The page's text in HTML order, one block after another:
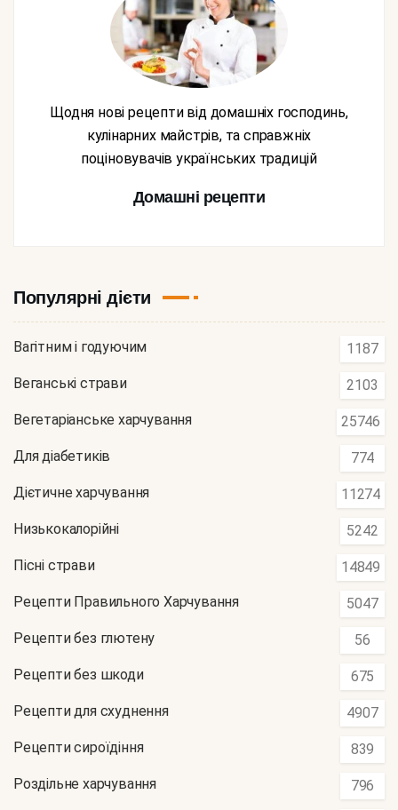
Щодня нові рецепти від домашніх господинь,
кулінарних майстрів, та справжніх
поціновувачів українських традицій
Домашні рецепти
Популярні дієти
Вагітним і годуючим 1187
Веганські страви 2103
Вегетаріанське харчування 25746
Для діабетиків 774
Дієтичне харчування 11274
Низькокалорійні 5242
Пісні страви 14849
Рецепти Правильного Харчування 5047
Рецепти без глютену 56
Рецепти без шкоди 675
Рецепти для схуднення 4907
Рецепти сироїдіння 839
Роздільне харчування 796